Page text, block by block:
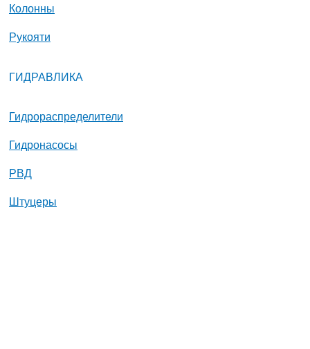
Колонны
Рукояти
ГИДРАВЛИКА
Гидрораспределители
Гидронасосы
РВД
Штуцеры